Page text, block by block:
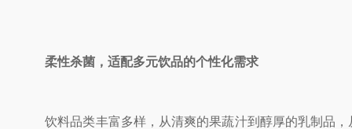
柔性杀菌，适配多元饮品的个性化需求
饮料品类丰富多样，从清爽的果蔬汁到醇厚的乳制品，